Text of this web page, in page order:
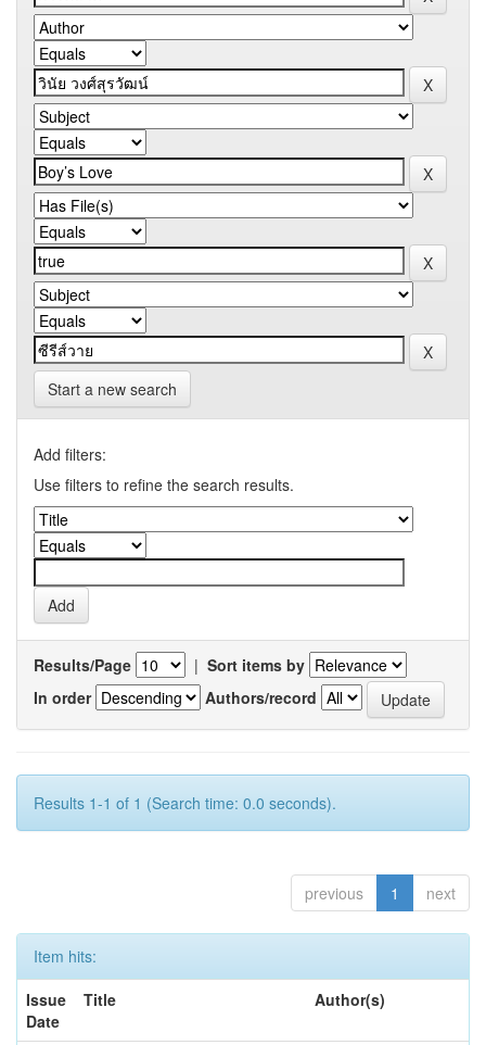
Start a new search
Add filters:
Use filters to refine the search results.
Results/Page | Sort items by
In order
Authors/record
Results 1-1 of 1 (Search time: 0.0 seconds).
previous 1 next
Item hits:
Issue
Date
Title Author(s)